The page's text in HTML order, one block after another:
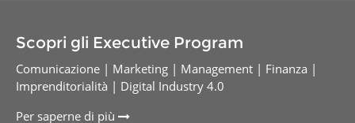
Scopri gli Executive Program
Comunicazione | Marketing | Management | Finanza |
Imprenditorialità | Digital Industry 4.0
Per saperne di più